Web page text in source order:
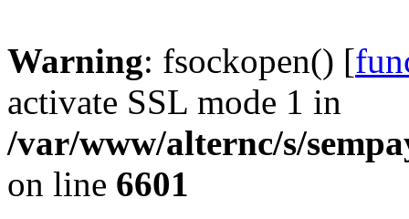
Warning: fsockopen() [
activate SSL mode 1 in
/var/www/alternc/s/
on line 6601